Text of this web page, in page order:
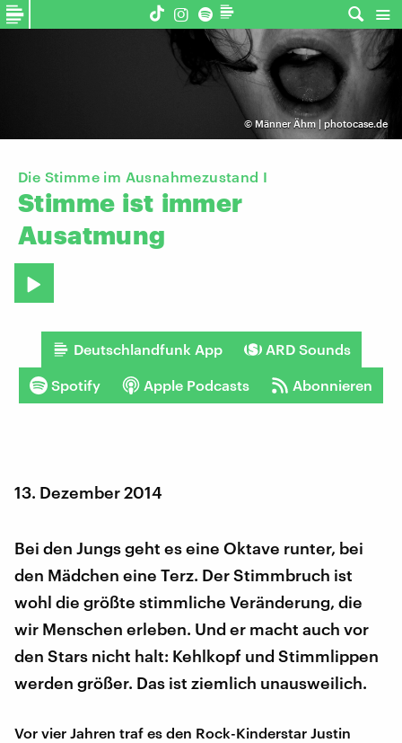
© Männer Ähm | photocase.de
Die Stimme im Ausnahmezustand I
Stimme ist immer
Ausatmung
Deutschlandfunk App ARD Sounds
Spotify Apple Podcasts Abonnieren
13. Dezember 2014
Bei den Jungs geht es eine Oktave runter, bei
den Mädchen eine Terz. Der Stimmbruch ist
wohl die größte stimmliche Veränderung, die
wir Menschen erleben. Und er macht auch vor
den Stars nicht halt: Kehlkopf und Stimmlippen
werden größer. Das ist ziemlich unausweilich.
Vor vier Jahren traf es den Rock-Kinderstar Justin